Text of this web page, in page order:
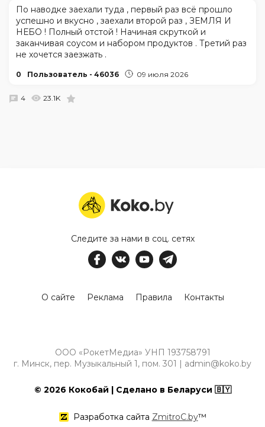
По наводке заехали туда , первый раз всё прошло
успешно и вкусно , заехали второй раз , ЗЕМЛЯ И
НЕБО ! Полный отстой ! Начиная скруткой и
заканчивая соусом и набором продуктов . Третий раз
не хочется заезжать .
0 Пользователь - 46036 09 июля 2026
4 23.1K
Следите за нами в соц. сетях
О сайте Реклама Правила Контакты
ООО «РокетМедиа» УНП 193758791
г. Минск, пер. Музыкальный 1, пом. 301 | admin@koko.by
© 2026 Кокобай | Сделано в Беларуси 🇧🇾
Разработка сайта ZmitroC.by™